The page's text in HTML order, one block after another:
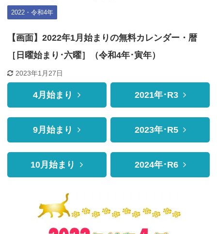
2022・令和4年
【画面】2022年1月始まりの無料カレンダー・暦
［日曜始まり･六曜］（令和4年･寅年）
2023年1月27日
4月始まり
9月始まり
10月始まり
2021年･R3
2023年･R5
2024年･R6